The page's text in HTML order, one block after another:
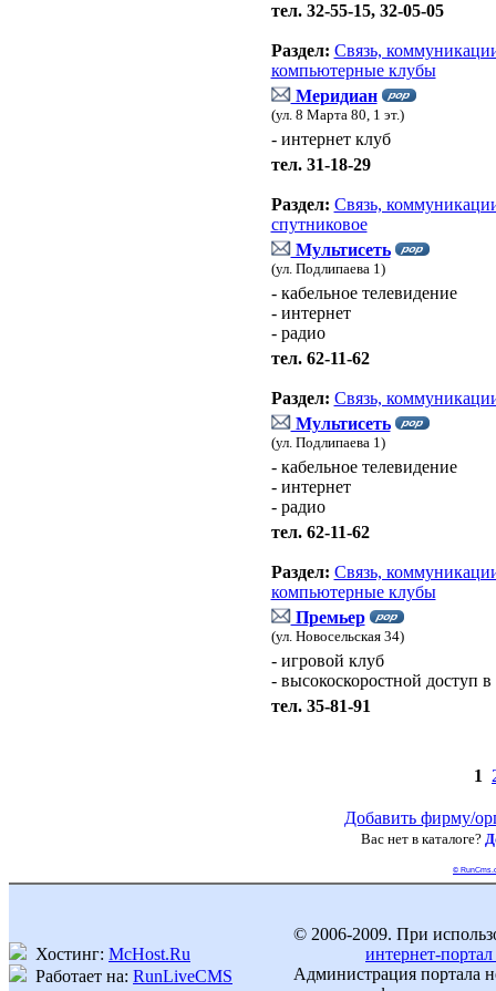
тел. 32-55-15, 32-05-05
Раздел: Связь,
компьютерные клубы
Меридиан
(ул. 8 Марта 80, 1 эт.)
- интернет клуб
тел. 31-18-29
Раздел: Связь,
спутниковое
Мультисеть
(ул. Подлипаева 1)
- кабельное телевидение
- интернет
- радио
тел. 62-11-62
Раздел: Связь,
Мультисеть
(ул. Подлипаева 1)
- кабельное телевидение
- интернет
- радио
тел. 62-11-62
Раздел: Связь,
компьютерные клубы
Премьер
(ул. Новосельская 34)
- игровой клуб
- высокоскоростной доступ в
тел. 35-81-91
1
Добавить фирму/
Вас нет в каталоге?
©
Хостинг: McHost.Ru
Работает на: RunLiveCMS
© 2006-2009. При
интернет-
Администрация портала